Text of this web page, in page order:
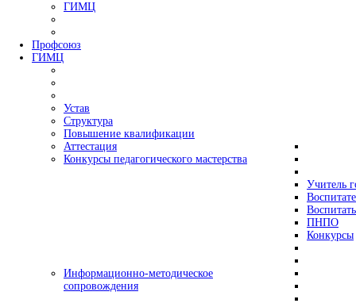
ГИМЦ
Профсоюз
ГИМЦ
Устав
Структура
Повышение квалификации
Аттестация
Конкурсы педагогического мастерства
Учитель
ПНПО
Конкурсы
Информационно-методическое
сопровождения